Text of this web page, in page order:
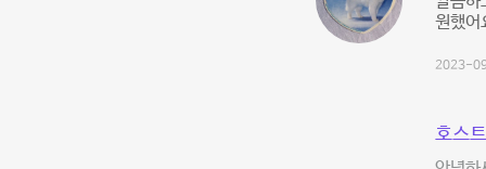
원했어
2023-
호스